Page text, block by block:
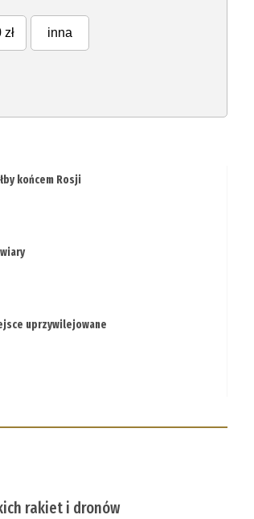
inna
końcem Rosji
uprzywilejowane
rakiet i dronów